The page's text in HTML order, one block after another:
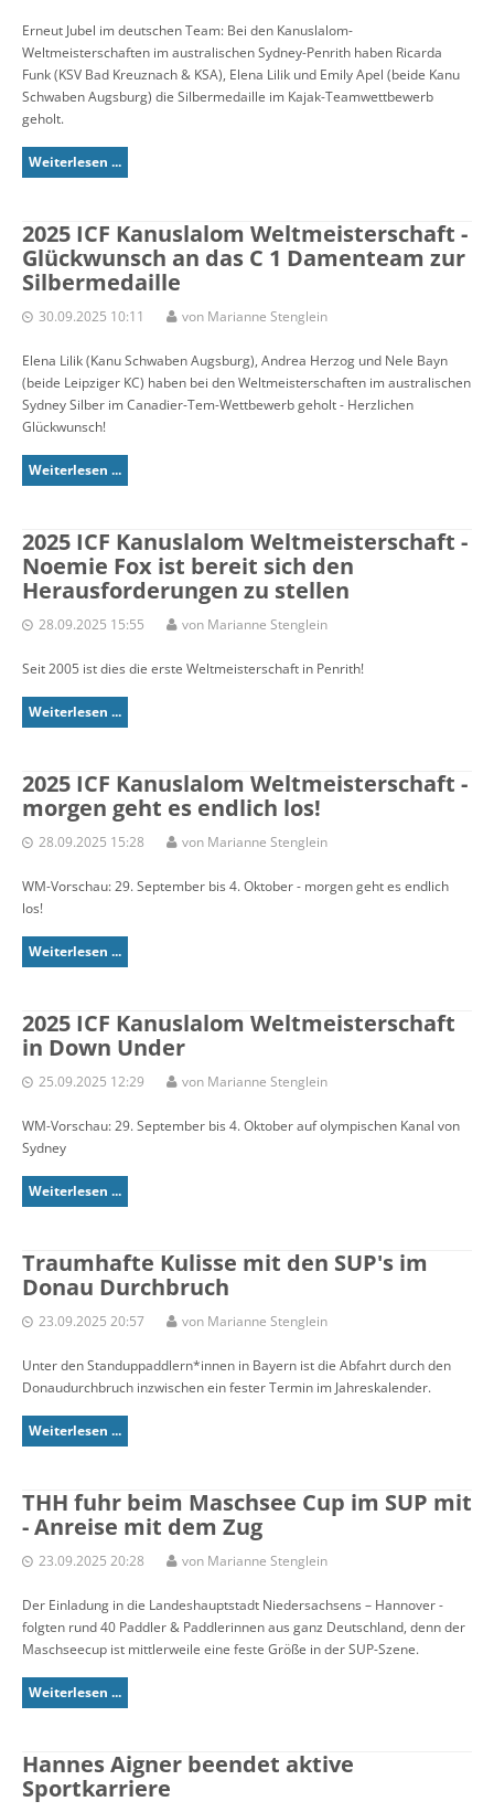
Erneut Jubel im deutschen Team: Bei den Kanuslalom-
Weltmeisterschaften im australischen Sydney-Penrith haben Ricarda
Funk (KSV Bad Kreuznach & KSA), Elena Lilik und Emily Apel (beide Kanu
Schwaben Augsburg) die Silbermedaille im Kajak-Teamwettbewerb
geholt.
Weiterlesen ...
2025 ICF Kanuslalom Weltmeisterschaft -
Glückwunsch an das C 1 Damenteam zur
Silbermedaille
30.09.2025 10:11 von Marianne Stenglein
Elena Lilik (Kanu Schwaben Augsburg), Andrea Herzog und Nele Bayn
(beide Leipziger KC) haben bei den Weltmeisterschaften im australischen
Sydney Silber im Canadier-Tem-Wettbewerb geholt - Herzlichen
Glückwunsch!
Weiterlesen ...
2025 ICF Kanuslalom Weltmeisterschaft -
Noemie Fox ist bereit sich den
Herausforderungen zu stellen
28.09.2025 15:55 von Marianne Stenglein
Seit 2005 ist dies die erste Weltmeisterschaft in Penrith!
Weiterlesen ...
2025 ICF Kanuslalom Weltmeisterschaft -
morgen geht es endlich los!
28.09.2025 15:28 von Marianne Stenglein
WM-Vorschau: 29. September bis 4. Oktober - morgen geht es endlich
los!
Weiterlesen ...
2025 ICF Kanuslalom Weltmeisterschaft
in Down Under
25.09.2025 12:29 von Marianne Stenglein
WM-Vorschau: 29. September bis 4. Oktober auf olympischen Kanal von
Sydney
Weiterlesen ...
Traumhafte Kulisse mit den SUP's im
Donau Durchbruch
23.09.2025 20:57 von Marianne Stenglein
Unter den Standuppaddlern*innen in Bayern ist die Abfahrt durch den
Donaudurchbruch inzwischen ein fester Termin im Jahreskalender.
Weiterlesen ...
THH fuhr beim Maschsee Cup im SUP mit
- Anreise mit dem Zug
23.09.2025 20:28 von Marianne Stenglein
Der Einladung in die Landeshauptstadt Niedersachsens – Hannover -
folgten rund 40 Paddler & Paddlerinnen aus ganz Deutschland, denn der
Maschseecup ist mittlerweile eine feste Größe in der SUP-Szene.
Weiterlesen ...
Hannes Aigner beendet aktive
Sportkarriere